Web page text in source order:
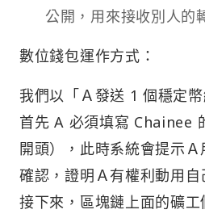
公開，用來接收別人的
數位錢包運作方式：
我們以「Ａ發送 1 個穩定
首先 A 必須填寫 Chainee
開頭），此時系統會提示Ａ
確認，證明Ａ有權利動用自
接下來，區塊鏈上面的礦工